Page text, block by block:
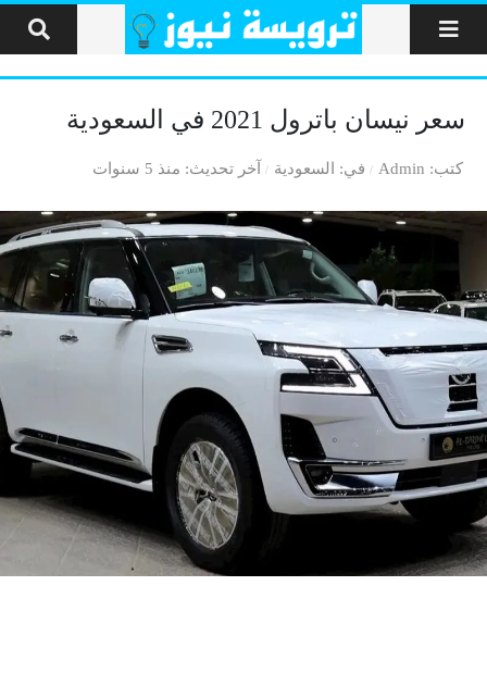
التخطي إلى المحتوى
سعر نيسان باترول 2021 في السعودية
كتب Admin في السعودية آخر تحديث منذ 5 سنوات